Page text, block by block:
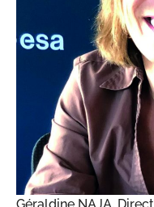
Géraldine NAJA,